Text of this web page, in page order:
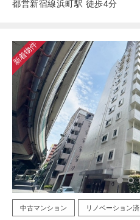
都営新宿線浜町駅 徒歩4分
新着物件
中古マンション リノベーション済